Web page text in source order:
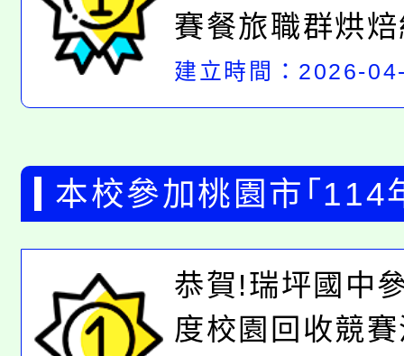
賽餐旅職群烘
恭喜902曾畹凌
114學年度國中
賽設計職群角
作、恭喜904謝
園市114學年度
育競賽商業與
作、恭喜906吳
建立時間：2026-
本校參加桃園市｢114
回收競賽活動｣榮獲
類、平板類第一名
恭賀!瑞坪國中
度校園回收競